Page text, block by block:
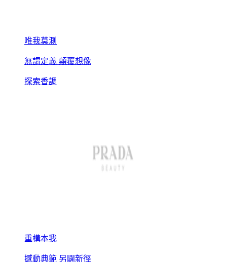
唯我莫測
無謂定義 顛覆想像
探索香調
重構本我
撼動典範 另闢新徑